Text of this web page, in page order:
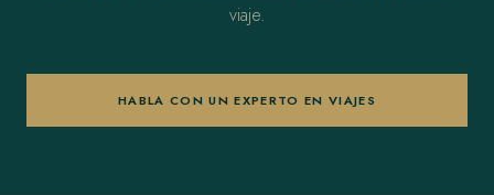
viaje.
HABLA CON UN EXPERTO EN VIAJES